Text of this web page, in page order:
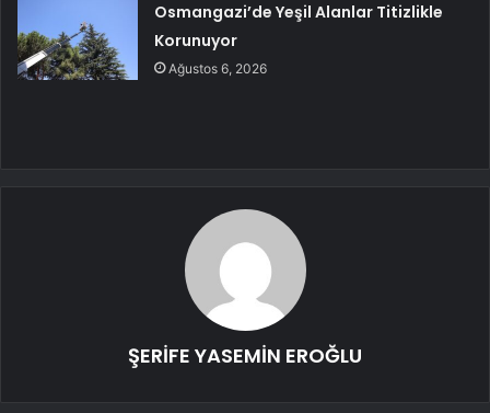
Osmangazi’de Yeşil Alanlar Titizlikle
Korunuyor
Ağustos 6, 2026
ŞERİFE YASEMİN EROĞLU